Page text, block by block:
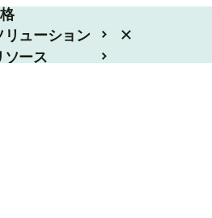
リューション
ソース